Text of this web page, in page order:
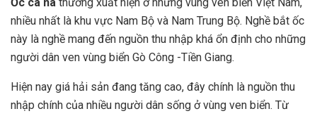
nhiều nhất là khu vực Nam Bộ và Nam Trung Bộ. Nghề bắt ốc
này là nghề mang đến nguồn thu nhập khá ổn định cho những
người dân ven vùng biển Gò Công -Tiền Giang.
Hiện nay giá hải sản đang tăng cao, đây chính là nguồn thu
nhập chính của nhiều người dân sống ở vùng ven biển. Từ